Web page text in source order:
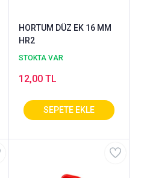
HORTUM DÜZ EK 16 MM
HR2
STOKTA VAR
12,00 TL